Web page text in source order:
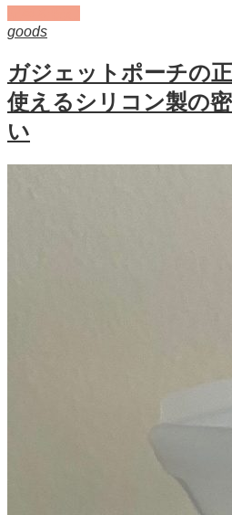
goods
ガジェットポーチの
使えるシリコン製の
い